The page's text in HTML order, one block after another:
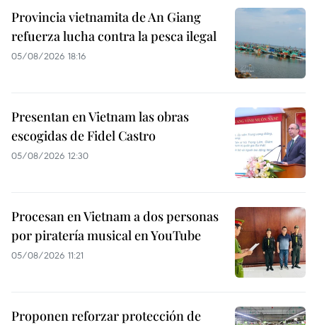
Provincia vietnamita de An Giang
refuerza lucha contra la pesca ilegal
05/08/2026 18:16
Presentan en Vietnam las obras
escogidas de Fidel Castro
05/08/2026 12:30
Procesan en Vietnam a dos personas
por piratería musical en YouTube
05/08/2026 11:21
Proponen reforzar protección de